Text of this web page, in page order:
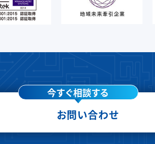
今すぐ相談する
お問い合わせ